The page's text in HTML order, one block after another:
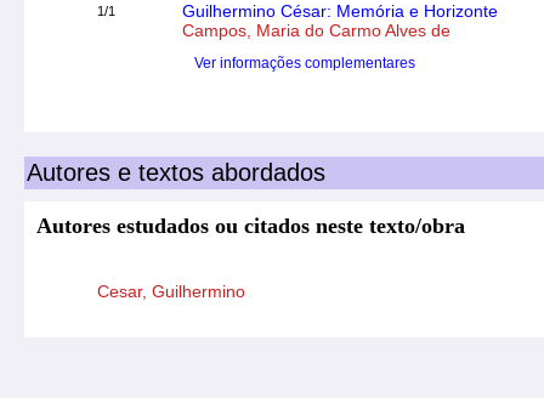
1/1
Guilhermino César: Memória e Horizonte
Campos, Maria do Carmo Alves de
Ver informações complementares
Autores e textos abordados
Autores estudados ou citados neste texto/obra
Cesar, Guilhermino